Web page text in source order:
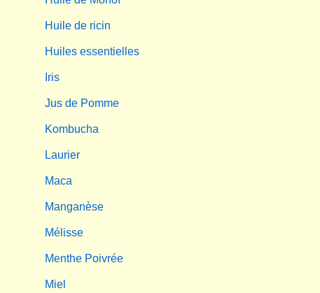
Huile de ricin
Huiles essentielles
Iris
Jus de Pomme
Kombucha
Laurier
Maca
Manganèse
Mélisse
Menthe Poivrée
Miel